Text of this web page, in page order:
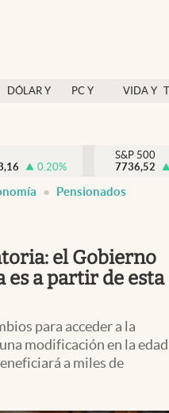
DÓLAR Y
PC Y
VIDA Y
México
USA
0.20%
S&P 500
7736,52
Pensionados
el Gobierno
es a partir de esta
para acceder a la
modificación en la edad
a miles de